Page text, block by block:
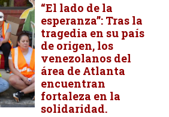
“El lado de la
esperanza”: Tras la
tragedia en su país
de origen, los
venezolanos del
área de Atlanta
encuentran
fortaleza en la
solidaridad.